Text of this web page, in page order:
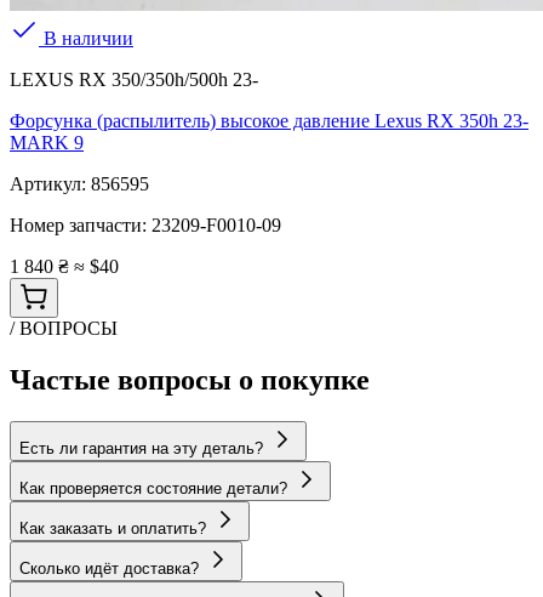
В наличии
LEXUS RX 350/350h/500h 23-
Форсунка (распылитель) высокое давление Lexus RX 350h 23-
MARK 9
Артикул: 856595
Номер запчасти: 23209-F0010-09
1 840 ₴ ≈ $40
/ ВОПРОСЫ
Частые вопросы о покупке
Есть ли гарантия на эту деталь?
Как проверяется состояние детали?
Как заказать и оплатить?
Сколько идёт доставка?